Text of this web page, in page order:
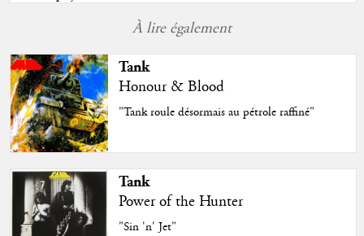
À lire également
Tank
Honour & Blood
"Tank roule désormais au pétrole raffiné"
Tank
Power of the Hunter
"Sin 'n' Jet"